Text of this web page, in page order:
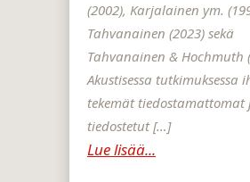
(2002), Karjalainen ym.
Tahvanainen (2023) sekä
Tahvanainen & Hochmuth
Akustisessa tutkimuksessa
tekemät tiedostamattomat
tiedostetut […]
Lue lisää...